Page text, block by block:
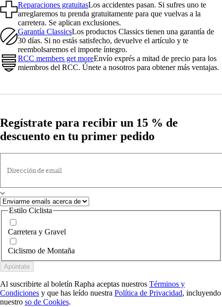
Reparaciones gratuitasLos accidentes pasan. Si sufres uno te
arreglaremos tu prenda gratuitamente para que vuelvas a la
carretera. Se aplican exclusiones.
Garantía ClassicsLos productos Classics tienen una garantía de
30 días. Si no estás satisfecho, devuelve el artículo y te
reembolsaremos el importe íntegro.
RCC members get moreEnvío exprés a mitad de precio para los
miembros del RCC. Únete a nosotros para obtener más ventajas.
Regístrate para recibir un 15 % de
descuento en tu primer pedido
Dirección de email
Estilo Ciclista
Carretera y Gravel
Ciclismo de Montaña
Apúntate
Al suscribirte al boletín Rapha aceptas nuestros Términos y
Condiciones y que has leído nuestra Política de Privacidad, incluyendo
nuestro so de Cookies.